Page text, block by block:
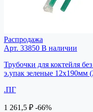
Распродажа
Арт. 33850 В наличии
Трубочки для коктейля
э.упак зеленые 12х190мм
.ПГ
1 261,5 ₽ -66%